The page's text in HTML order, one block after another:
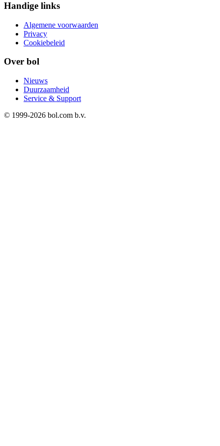
Handige links
Algemene voorwaarden
Privacy
Cookiebeleid
Over bol
Nieuws
Duurzaamheid
Service & Support
© 1999-2026 bol.com b.v.